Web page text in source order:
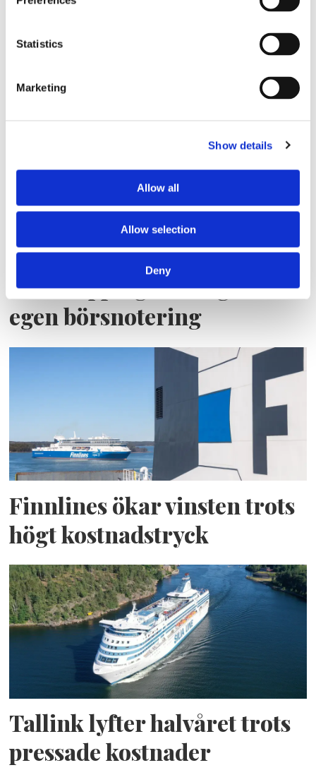
Statistics
Marketing
Show details
Allow all
Allow selection
Deny
ESL Shipping tar steget mot
egen börsnotering
Finnlines ökar vinsten trots
högt kostnadstryck
Tallink lyfter halvåret trots
pressade kostnader